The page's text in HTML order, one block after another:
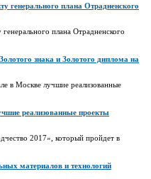
генерального плана Отрадненского
плана Отрадненского
знака и Золотого диплома на
в Москве лучшие реализованные
реализованные проекты
2017», который пройдет в
материалов и технологий